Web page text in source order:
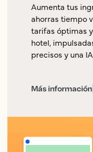
Aumenta tus
ahorras tiempo
tarifas óptimas
hotel,
precisos y una
Más información